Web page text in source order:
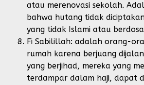
atau merenovasi sekolah.
bahwa hutang tidak
yang tidak Islami atau
Fi Sabilillah: adalah orang-
rumah karena berjuang
yang berjihad, mereka yang
terdampar dalam haji, dapat